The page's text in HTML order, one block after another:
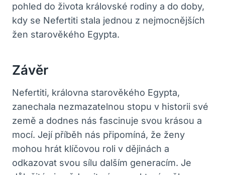
pohled do života královské rodiny a do doby,
kdy se Nefertiti stala jednou z nejmocnějších
žen starověkého Egypta.
Závěr
Nefertiti, královna starověkého Egypta,
zanechala nezmazatelnou stopu v historii své
země a dodnes nás fascinuje svou krásou a
mocí. Její příběh nás připomíná, že ženy
mohou hrát klíčovou roli v dějinách a
odkazovat svou sílu dalším generacím. Je